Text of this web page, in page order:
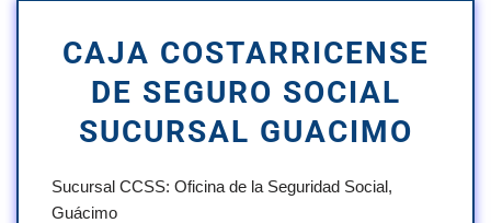
CAJA COSTARRICENSE
DE SEGURO SOCIAL
SUCURSAL GUACIMO
Sucursal CCSS: Oficina de la Seguridad Social,
Guácimo